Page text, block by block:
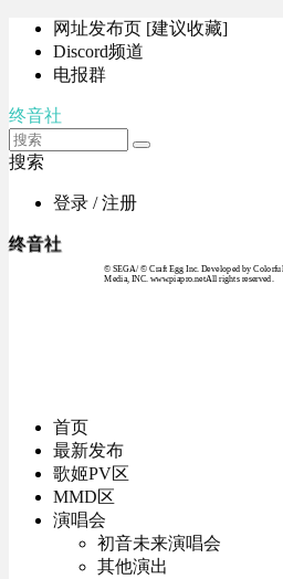
网址发布页 [建议收藏]
Discord频道
电报群
终音社
搜索
登录 / 注册
终音社
© SEGA / © Craft Egg Inc. Developed by
Media, INC. www.piapro.netAll rights reserved.
首页
最新发布
歌姬PV区
MMD区
演唱会
初音未来演唱会
其他演出